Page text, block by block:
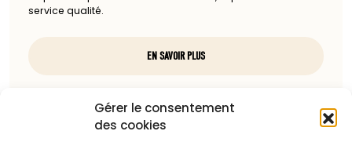
Gérer le consentement
des cookies
service qualité.
EN SAVOIR PLUS
Nous contacter